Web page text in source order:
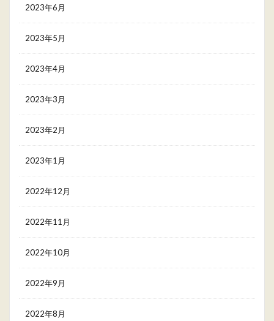
2023年6月
2023年5月
2023年4月
2023年3月
2023年2月
2023年1月
2022年12月
2022年11月
2022年10月
2022年9月
2022年8月